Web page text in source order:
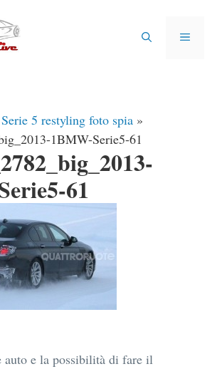
MENU
5 restyling foto spia »
1BMW-Serie5-61
61
auto e la possibilità di fare il